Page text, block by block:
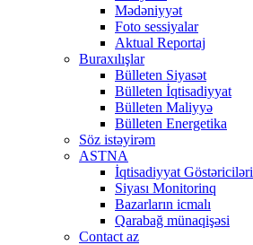
Mədəniyyət
Foto sessiyalar
Aktual Reportaj
Buraxılışlar
Bülleten Siyasət
Bülleten İqtisadiyyat
Bülleten Maliyyə
Bülleten Energetika
Söz istəyirəm
ASTNA
İqtisadiyyat Göstəriciləri
Siyası Monitorinq
Bazarların icmalı
Qarabağ münaqişəsi
Contact az